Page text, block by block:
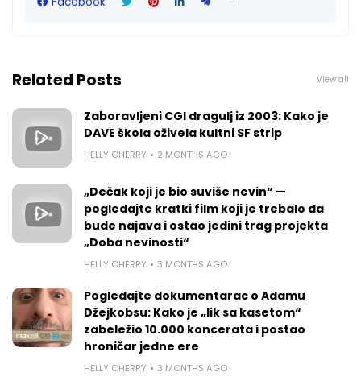
Related Posts View all
Zaboravljeni CGI dragulj iz 2003: Kako je
DAVE škola oživela kultni SF strip
HELLY CHERRY 2 MONTHS AGO
„Dečak koji je bio suviše nevin“ —
pogledajte kratki film koji je trebalo da
bude najava i ostao jedini trag projekta
„Doba nevinosti“
HELLY CHERRY 3 MONTHS AGO
Pogledajte dokumentarac o Adamu
Džejkobsu: Kako je „lik sa kasetom“
zabeležio 10.000 koncerata i postao
hroničar jedne ere
HELLY CHERRY 3 MONTHS AGO